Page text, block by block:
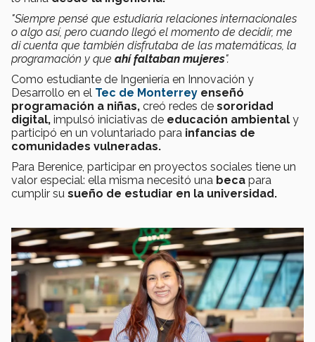
"Siempre pensé que estudiaría relaciones internacionales
o algo así, pero cuando llegó el momento de decidir, me
di cuenta que también disfrutaba de las matemáticas, la
programación y que ahí faltaban mujeres".
Como estudiante de Ingeniería en Innovación y
Desarrollo en el Tec de Monterrey enseñó
programación a niñas, creó redes de sororidad
digital, impulsó iniciativas de educación ambiental y
participó en un voluntariado para infancias de
comunidades vulneradas.
Para Berenice, participar en proyectos sociales tiene un
valor especial: ella misma necesitó una beca para
cumplir su sueño de estudiar en la universidad.